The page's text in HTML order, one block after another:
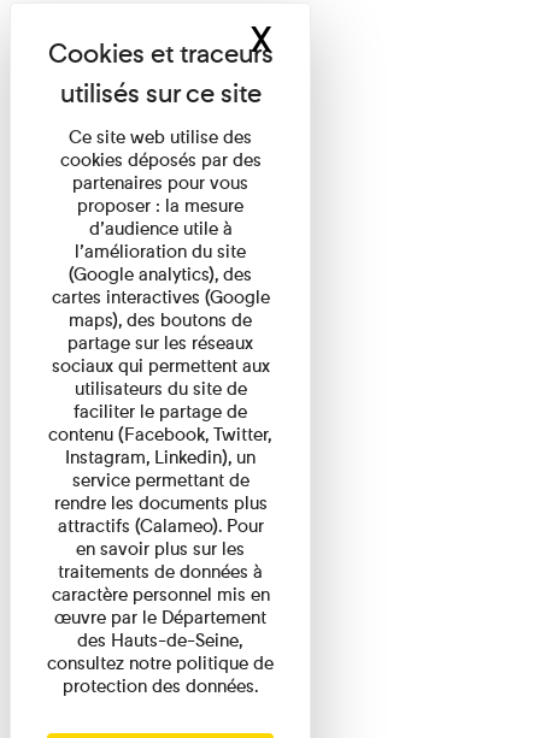
Ce site web utilise des
cookies déposés par des
partenaires pour vous
proposer : la mesure
d’audience utile à
l’amélioration du site
(Google analytics), des
cartes interactives (Google
maps), des boutons de
partage sur les réseaux
sociaux qui permettent aux
utilisateurs du site de
faciliter le partage de
contenu (Facebook, Twitter,
Instagram, Linkedin), un
service permettant de
rendre les documents plus
attractifs (Calameo). Pour
en savoir plus sur les
traitements de données à
caractère personnel mis en
œuvre par le Département
des Hauts-de-Seine,
consultez notre politique de
protection des données.
XMasquer le